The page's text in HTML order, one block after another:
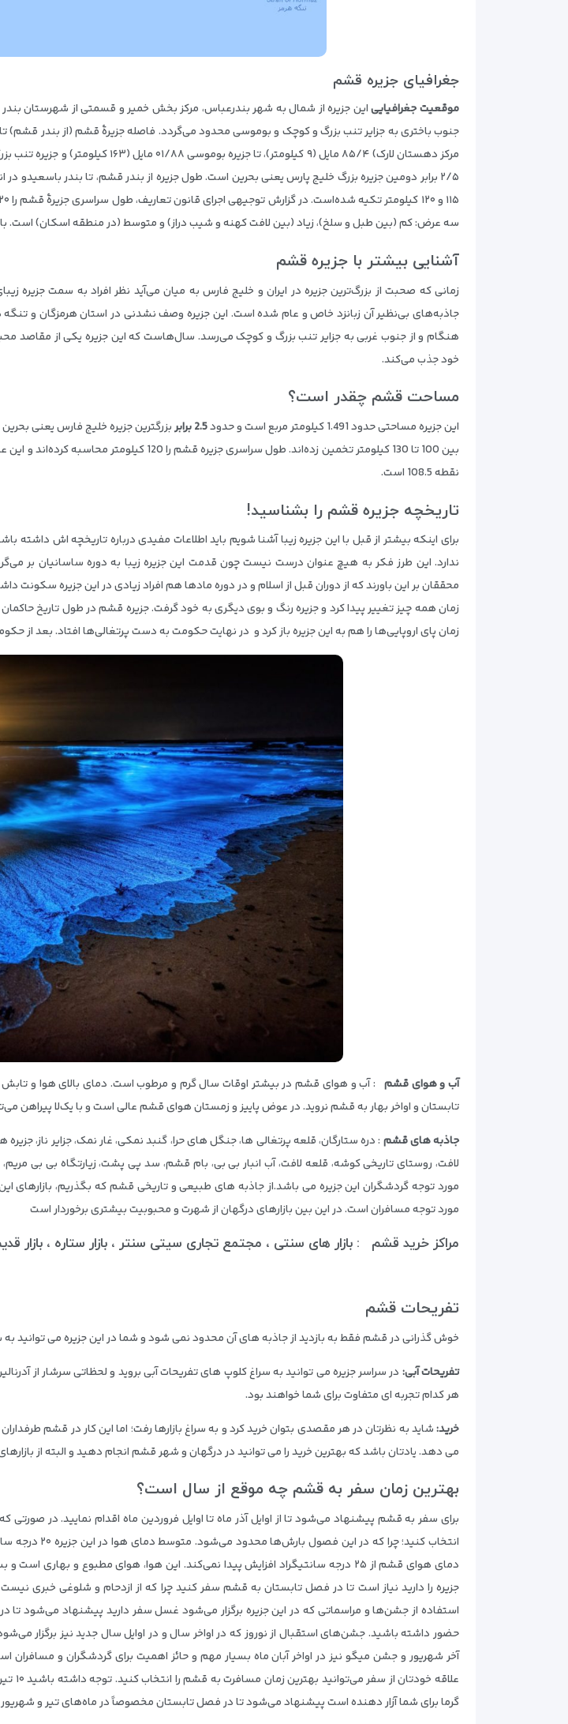
جغرافیا‌ی جزیره قشم
موقعیت جغرافیاییاین جزیره از شمال به شهر بندرعباس، مرکز بخش خمیر و قسمتی از شهرستان بندر
مرکز دهستان لارک) ۸۵/۴ مایل (۹ کیلومتر)، تا جزیره بوموسی ۰۱/۸۸ مایل (۱۶۳ کیلومتر) و جزیره تنب بزرگ ۵۵/۶۱ مایل (۱۱۴ کیلومتر) است.
سه عرض: کم (بین طبل و سلخ)، زیاد (بین لافت کهنه و شیب دراز) و متوسط (در منطقه اسکان) است. با این وجود، عرض متوسط
آشنایی بیشتر با جزیره قشم
زمانی که صحبت از بزرگ‌ترین جزیره در ایران و خلیج فارس به میان می‌آید نظر افراد به سمت
جاذبه‌های بی‌نظیر آن زبانزد خاص و عام شده است. این جزیره وصف نشدنی در استان هرمزگان و تنگه
هنگام و از جنوب غربی به جزایر تنب بزرگ و کوچک می‌رسد. سال‌هاست که این جزیره یکی از مقاصد
خود جذب می‌کند.
مساحت قشم چقدر است؟
این جزیره مساحتی حدود 1.491 کیلومتر مربع است و حدود 2.5 برابر
بزرگترین جزیره خلیج فارس یعنی
بین 100 تا 130 کیلومتر تخمین زده‌اند. طول
نقطه 108.5 است.
تاریخچه جزیره قشم را بشناسید!
برای اینکه بیشتر از قبل با این جزیره زیبا آشنا شویم باید اطلاعات مفیدی درباره تاریخچه اش
ندارد. این طرز فکر به هیچ عنوان درست نیست چون قدمت این جزیره زیبا به دوره ساسانیان بر
محققان بر این باورند که از دوران قبل از اسلام و در دوره مادها هم افراد زیادی در این جزیره
زمان همه چیز تغییر پیدا کرد و جزیره رنگ و بوی دیگری به خود گرفت. جزیره قشم در طول تاریخ
زمان پای اروپایی‌ها را هم به این جزیره باز کرد و در نهایت حکومت به دست پرتغالی‌ها افتاد. بعد از
آب و هوای قشم : آب و هوای قشم در بیشتر اوقات سال گرم و مرطوب است. دمای بالای هوا و
تابستان و اواخر بهار به قشم نروید. در عوض پاییز و زمستان هوای قشم عالی است و با یک‌لا پیراهن
جاذبه های قشم : دره ستارگان، قلعه پرتغالی ها، جنگل های حرا، گنبد نمکی، غار نمک، جزایر ناز،
لافت، روستای تاریخی کوشه، قلعه لافت، آب انبار بی بی، بام قشم، سد پی پشت، زیارتگاه بی بی
مورد توجه گردشگران این جزیره می باشد.از جاذبه های طبیعی و تاریخی قشم که بگذریم، بازارهای
مورد توجه مسافران است. در این بین بازارهای درگهان از شهرت و محبوبیت بیشتری برخوردار است
مراکز خرید قشم : بازار های سنتی ، مجتمع تجاری سیتی سنتر ، بازار ستاره ، بازار
تفریحات قشم
خوش گذرانی در قشم فقط به بازدید از جاذبه های آن محدود نمی شود و شما در این جزیره می توانید به
تفریحات آبی: در سراسر جزیره می توانید به سراغ کلوپ های تفریحات آبی بروید و لحظاتی سرشار از
هر کدام تجربه ای متفاوت برای شما خواهند بود.
خرید:شاید به نظرتان در هر مقصدی بتوان خرید کرد و به سراغ بازارها رفت؛ اما این کار در قشم
می دهد. یادتان باشد که بهترین خرید را می توانید در درگهان و شهر قشم انجام دهید و البته از
بهترین زمان سفر به قشم چه موقع از سال است؟
برای سفر به قشم پیشنهاد می‌شود تا از اوایل آذر ماه تا اوایل فروردین ماه اقدام نمایید. در صورتی
انتخاب کنید؛
دمای هوای قشم از ۲۵ درجه سانتیگراد افزایش پیدا نمی‌کند. این هوا، هوای مطبوع و
جزیره را دارید نیاز است تا در فصل تابستان به قشم سفر کنید چرا که از ازدحام و شلوغی خبری نیست
استفاده از جشن‌ها و مراسماتی که در این جزیره برگزار می‌شود غسل سفر دارید پیشنهاد می‌شود تا در
حضور داشته باشید. جشن‌های استقبال از نوروز که در اواخر سال و در اوایل سال جدید نیز برگزار
آخر شهریور و جشن میگو نیز در اواخر آبان ماه بسیار مهم و حائز اهمیت برای گردشگران و
گرما برای شما آزار دهنده است پیشنهاد می‌شود تا در فصل تابستان مخصوصاً در ماه‌های تیر و شهریور